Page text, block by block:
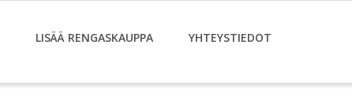
LISÄÄ RENGASKAUPPA YHTEYSTIEDOT